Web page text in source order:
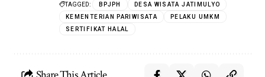
TAGGED: BPJPH
DESA WISATA JATIMULYO
KEMENTERIAN PARIWISATA
PELAKU UMKM
SERTIFIKAT HALAL